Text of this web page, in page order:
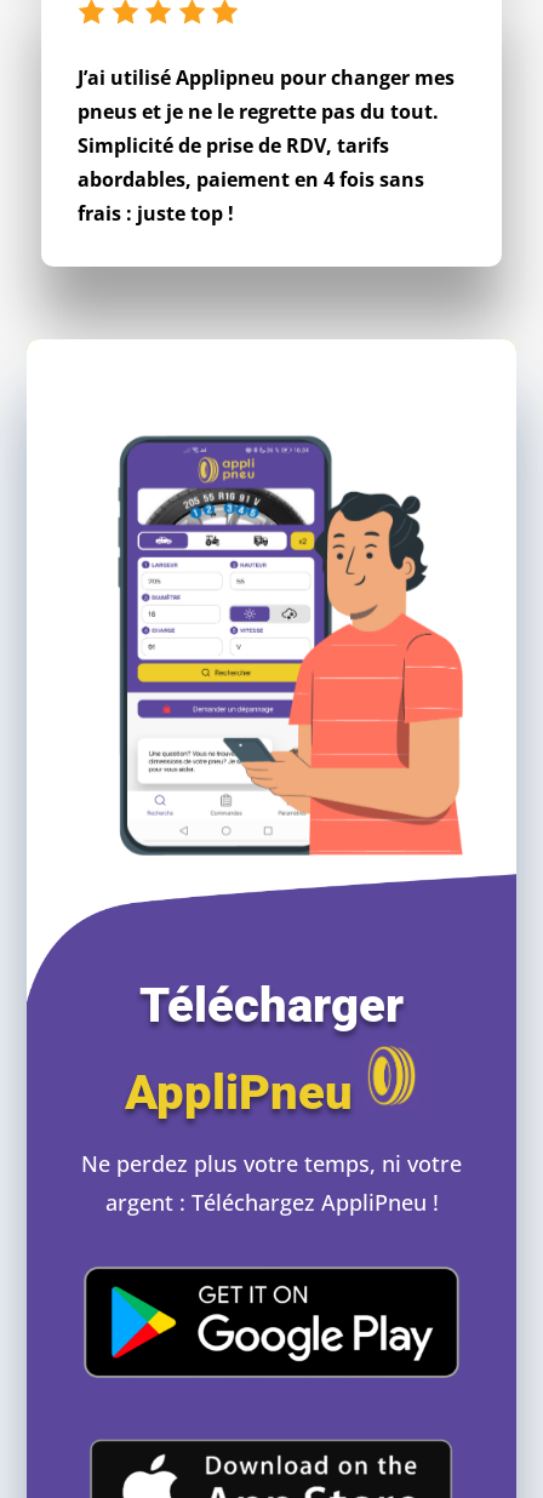
J’ai utilisé Applipneu pour changer mes
pneus et je ne le regrette pas du tout.
Simplicité de prise de RDV, tarifs
abordables, paiement en 4 fois sans
frais : juste top !
Télécharger
AppliPneu
Ne perdez plus votre temps, ni votre
argent : Téléchargez AppliPneu !